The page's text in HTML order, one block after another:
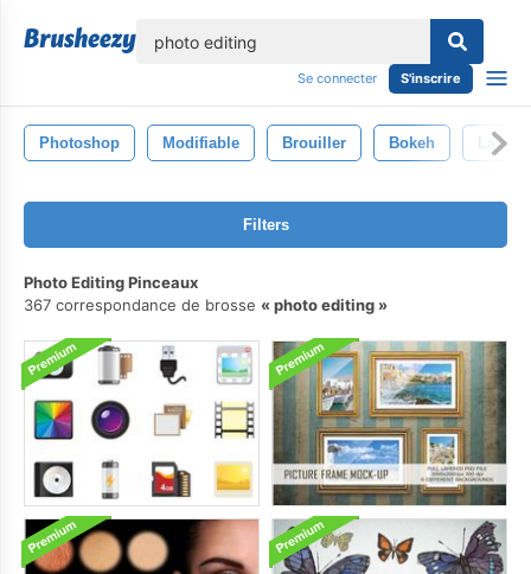
Se connecter S'inscrire
Photoshop Modifiable Brouiller Bokeh La
Filters
Photo Editing Pinceaux
367 correspondance de brosse
photo editing